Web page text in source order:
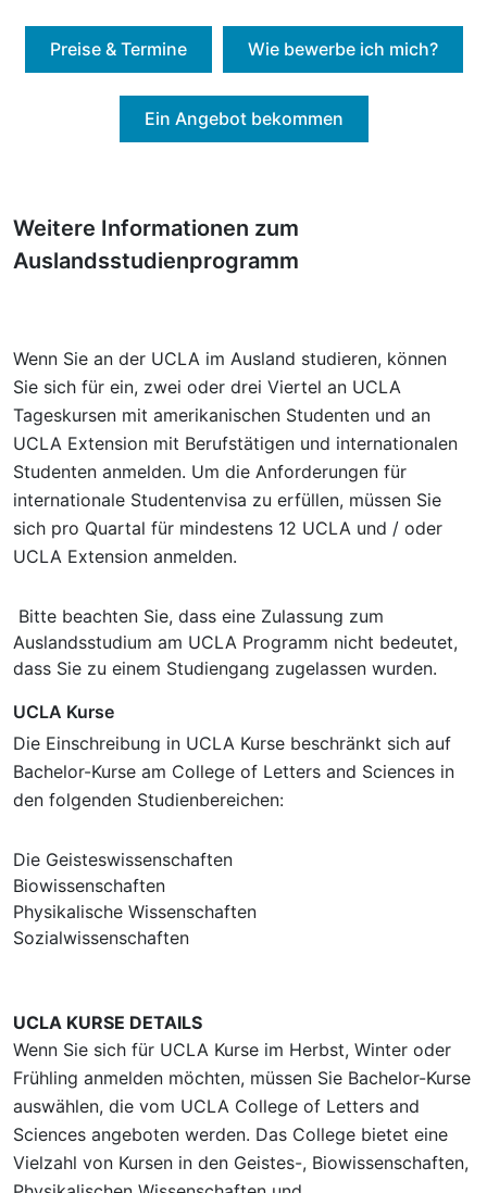
Preise & Termine Wie bewerbe ich mich?
Ein Angebot bekommen
Weitere Informationen zum
Auslandsstudienprogramm
Wenn Sie an der UCLA im Ausland studieren, können
Sie sich für ein, zwei oder drei Viertel an UCLA
Tageskursen mit amerikanischen Studenten und an
UCLA Extension mit Berufstätigen und internationalen
Studenten anmelden. Um die Anforderungen für
internationale Studentenvisa zu erfüllen, müssen Sie
sich pro Quartal für mindestens 12 UCLA und / oder
UCLA Extension anmelden.
Bitte beachten Sie, dass eine Zulassung zum
Auslandsstudium am UCLA Programm nicht bedeutet,
dass Sie zu einem Studiengang zugelassen wurden.
UCLA Kurse
Die Einschreibung in UCLA Kurse beschränkt sich auf
Bachelor-Kurse am College of Letters and Sciences in
den folgenden Studienbereichen:
Die Geisteswissenschaften
Biowissenschaften
Physikalische Wissenschaften
Sozialwissenschaften
UCLA KURSE DETAILS
Wenn Sie sich für UCLA Kurse im Herbst, Winter oder
Frühling anmelden möchten, müssen Sie Bachelor-Kurse
auswählen, die vom UCLA College of Letters and
Sciences angeboten werden. Das College bietet eine
Vielzahl von Kursen in den Geistes-, Biowissenschaften,